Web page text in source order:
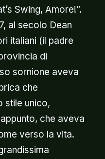
Swing, Amore!”.
al secolo Dean
italiani (il padre
di
sornione aveva
che
stile unico,
che aveva
verso la vita.